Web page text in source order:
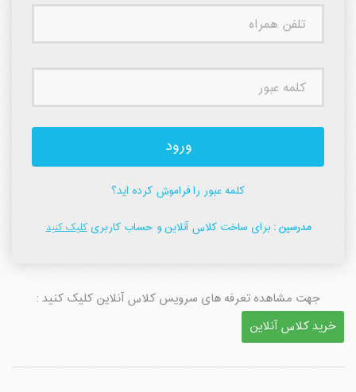
تلفن
همراه
کلمه
عبور
ورود
کلمه عبور را فراموش کرده اید؟
مدرسین :برای ساخت کلاس آنلاین و حساب کاربریکلیک کنید
جهت مشاهده تعرفه های سرویس کلاس آنلاین کلیک کنید :
خرید کلاس آنلاین